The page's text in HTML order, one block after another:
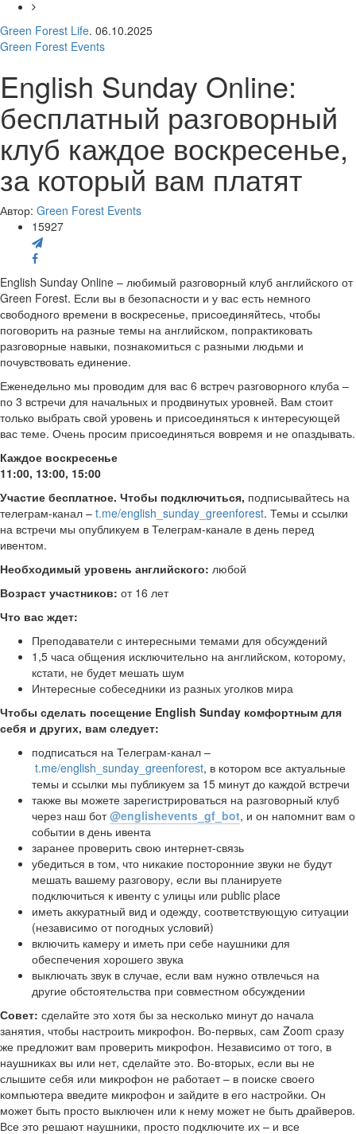
Green Forest Life. 06.10.2025
Green Forest Events
English Sunday Online:
бесплатный разговорный
клуб каждое воскресенье,
за который вам платят
Автор: Green Forest Events
15927
English Sunday Online – любимый разговорный клуб английского от
Green Forest. Если вы в безопасности и у вас есть немного
свободного времени в воскресенье, присоединяйтесь, чтобы
поговорить на разные темы на английском, попрактиковать
разговорные навыки, познакомиться с разными людьми и
почувствовать единение.
Еженедельно мы проводим для вас 6 встреч разговорного клуба –
по 3 встречи для начальных и продвинутых уровней. Вам стоит
только выбрать свой уровень и присоединяться к интересующей
вас теме. Очень просим присоединяться вовремя и не опаздывать.
Каждое воскресенье
11:00, 13:00, 15:00
Участие бесплатное. Чтобы подключиться, подписывайтесь на
телеграм-канал – t.me/english_sunday_greenforest. Темы и ссылки
на встречи мы опубликуем в Телеграм-канале в день перед
ивентом.
Необходимый уровень английского: любой
Возраст участников: от 16 лет
Что вас ждет:
Преподаватели с интересными темами для обсуждений
1,5 часа общения исключительно на английском, которому,
кстати, не будет мешать шум
Интересные собеседники из разных уголков мира
Чтобы сделать посещение English Sunday комфортным для
себя и других, вам следует:
подписаться на Телеграм-канал –
t.me/english_sunday_greenforest, в котором все актуальные
темы и ссылки мы публикуем за 15 минут до каждой встречи
также вы можете зарегистрироваться на разговорный клуб
через наш бот@englishevents_gf_bot, и он напомнит вам о
событии в день ивента
заранее проверить свою интернет-связь
убедиться в том, что никакие посторонние звуки не будут
мешать вашему разговору, если вы планируете
подключиться к ивенту с улицы или public place
иметь аккуратный вид и одежду, соответствующую ситуации
(независимо от погодных условий)
включить камеру и иметь при себе наушники для
обеспечения хорошего звука
выключать звук в случае, если вам нужно отвлечься на
другие обстоятельства при совместном обсуждении
Совет: сделайте это хотя бы за несколько минут до начала
занятия, чтобы настроить микрофон. Во-первых, сам Zoom сразу
же предложит вам проверить микрофон. Независимо от того, в
наушниках вы или нет, сделайте это. Во-вторых, если вы не
слышите себя или микрофон не работает – в поиске своего
компьютера введите микрофон и зайдите в его настройки. Он
может быть просто выключен или к нему может не быть драйверов.
Все это решают наушники, просто подключите их – и все